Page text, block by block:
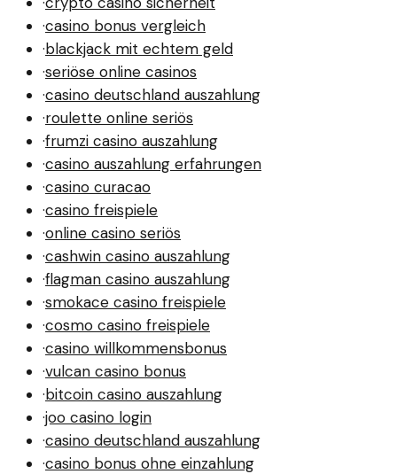
·casino bonus vergleich
·blackjack mit echtem geld
·seriöse online casinos
·casino deutschland auszahlung
·roulette online seriös
·frumzi casino auszahlung
·casino auszahlung erfahrungen
·casino curacao
·casino freispiele
·online casino seriös
·cashwin casino auszahlung
·flagman casino auszahlung
·smokace casino freispiele
·cosmo casino freispiele
·casino willkommensbonus
·vulcan casino bonus
·bitcoin casino auszahlung
·joo casino login
·casino deutschland auszahlung
·casino bonus ohne einzahlung